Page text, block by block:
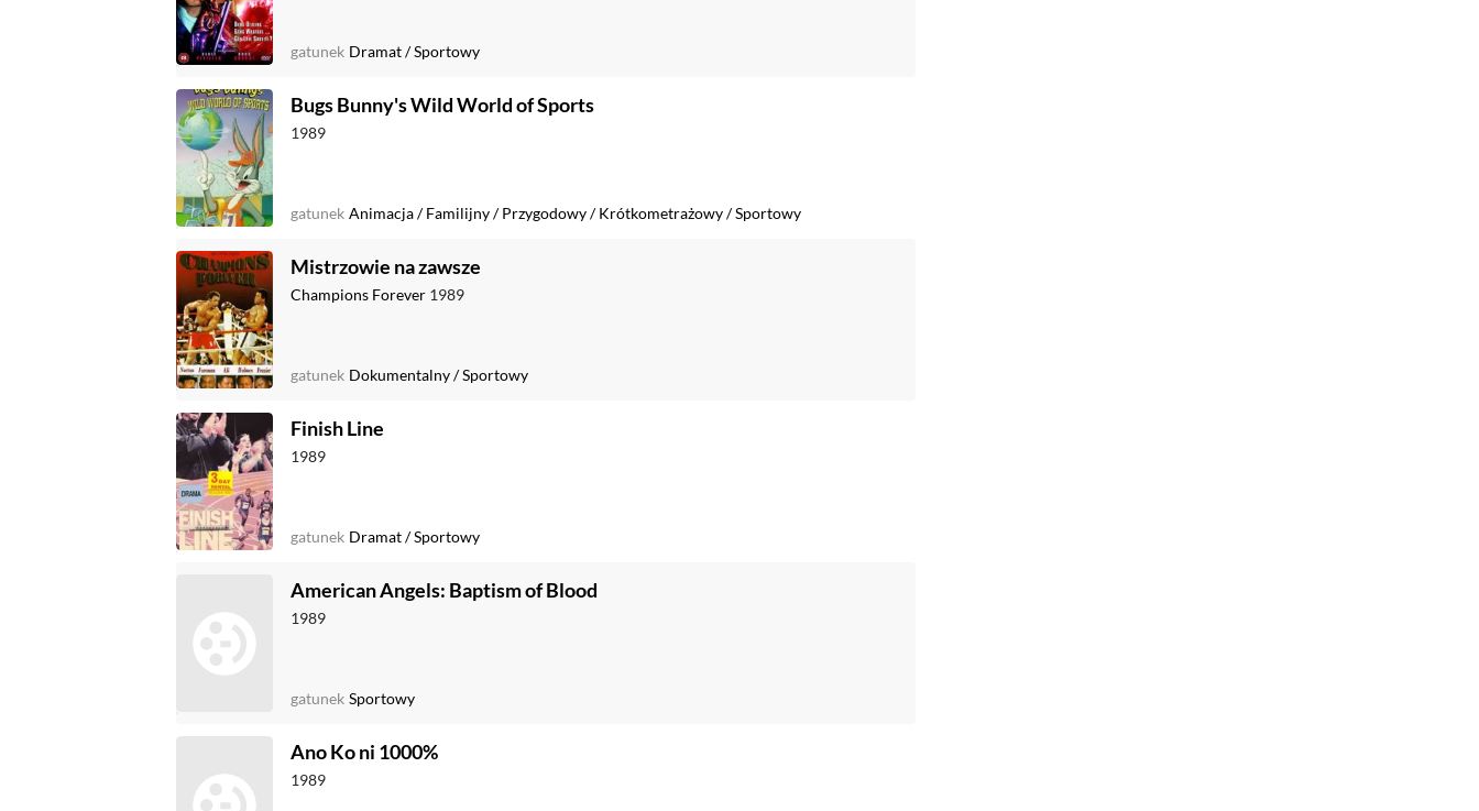
gatunek Dramat/Sportowy
Bugs Bunny's Wild World of Sports
1989
gatunek Animacja/Familijny/Przygodowy/Krótkometrażowy/Sportowy
Mistrzowie na zawsze
Champions Forever 1989
gatunek Dokumentalny/Sportowy
Finish Line
1989
gatunek Dramat/Sportowy
American Angels: Baptism of Blood
1989
gatunek Sportowy
Ano Ko ni 1000%
1989